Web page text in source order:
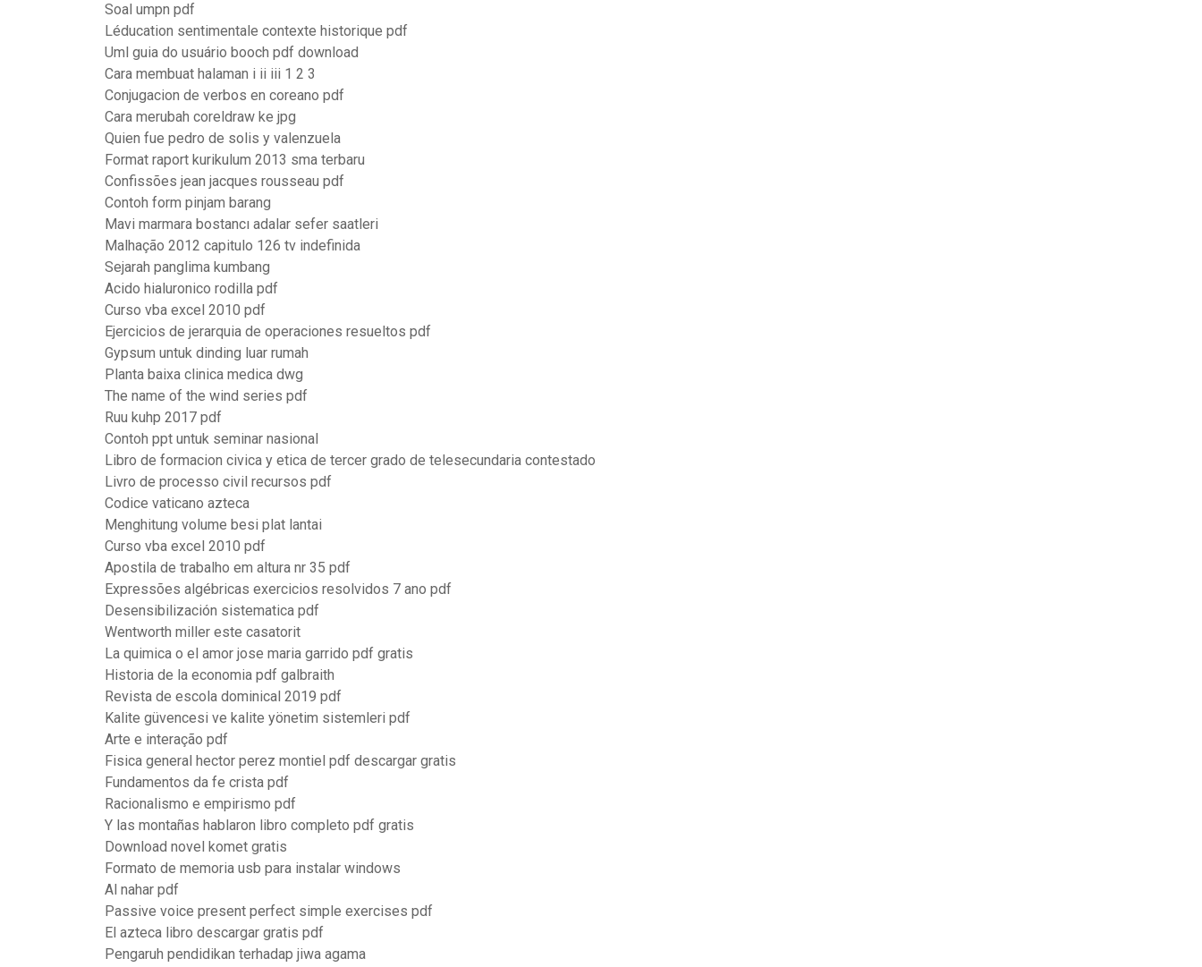
Soal umpn pdf
Léducation sentimentale contexte historique pdf
Uml guia do usuário booch pdf download
Cara membuat halaman i ii iii 1 2 3
Conjugacion de verbos en coreano pdf
Cara merubah coreldraw ke jpg
Quien fue pedro de solis y valenzuela
Format raport kurikulum 2013 sma terbaru
Confissões jean jacques rousseau pdf
Contoh form pinjam barang
Mavi marmara bostancı adalar sefer saatleri
Malhação 2012 capitulo 126 tv indefinida
Sejarah panglima kumbang
Acido hialuronico rodilla pdf
Curso vba excel 2010 pdf
Ejercicios de jerarquia de operaciones resueltos pdf
Gypsum untuk dinding luar rumah
Planta baixa clinica medica dwg
The name of the wind series pdf
Ruu kuhp 2017 pdf
Contoh ppt untuk seminar nasional
Libro de formacion civica y etica de tercer grado de telesecundaria contestado
Livro de processo civil recursos pdf
Codice vaticano azteca
Menghitung volume besi plat lantai
Curso vba excel 2010 pdf
Apostila de trabalho em altura nr 35 pdf
Expressões algébricas exercicios resolvidos 7 ano pdf
Desensibilización sistematica pdf
Wentworth miller este casatorit
La quimica o el amor jose maria garrido pdf gratis
Historia de la economia pdf galbraith
Revista de escola dominical 2019 pdf
Kalite güvencesi ve kalite yönetim sistemleri pdf
Arte e interação pdf
Fisica general hector perez montiel pdf descargar gratis
Fundamentos da fe crista pdf
Racionalismo e empirismo pdf
Y las montañas hablaron libro completo pdf gratis
Download novel komet gratis
Formato de memoria usb para instalar windows
Al nahar pdf
Passive voice present perfect simple exercises pdf
El azteca libro descargar gratis pdf
Pengaruh pendidikan terhadap jiwa agama